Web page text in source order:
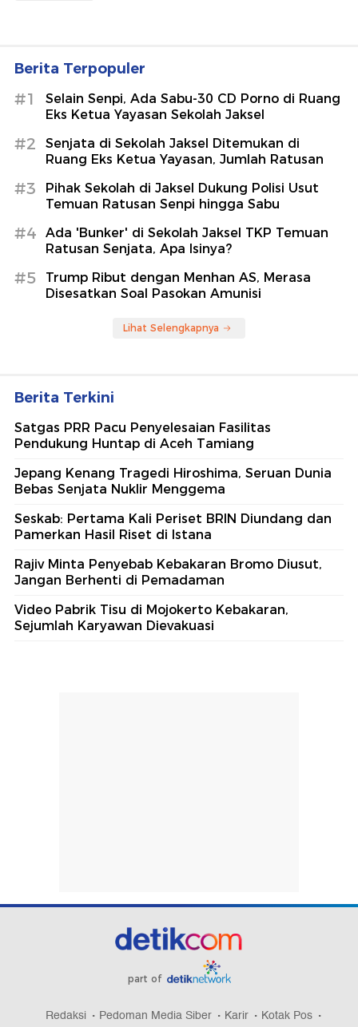
Berita Terpopuler
#1
Selain Senpi, Ada Sabu-30 CD Porno di Ruang
Eks Ketua Yayasan Sekolah Jaksel
#2
Senjata di Sekolah Jaksel Ditemukan di
Ruang Eks Ketua Yayasan, Jumlah Ratusan
#3
Pihak Sekolah di Jaksel Dukung Polisi Usut
Temuan Ratusan Senpi hingga Sabu
#4
Ada 'Bunker' di Sekolah Jaksel TKP Temuan
Ratusan Senjata, Apa Isinya?
#5
Trump Ribut dengan Menhan AS, Merasa
Disesatkan Soal Pasokan Amunisi
Lihat Selengkapnya
Berita Terkini
Satgas PRR Pacu Penyelesaian Fasilitas
Pendukung Huntap di Aceh Tamiang
Jepang Kenang Tragedi Hiroshima, Seruan Dunia
Bebas Senjata Nuklir Menggema
Seskab: Pertama Kali Periset BRIN Diundang dan
Pamerkan Hasil Riset di Istana
Rajiv Minta Penyebab Kebakaran Bromo Diusut,
Jangan Berhenti di Pemadaman
Video Pabrik Tisu di Mojokerto Kebakaran,
Sejumlah Karyawan Dievakuasi
part of
Redaksi Pedoman Media Siber Karir Kotak Pos